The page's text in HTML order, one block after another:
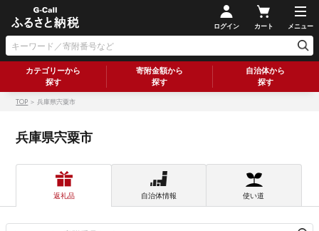
ログイン カート メニュー
カテゴリーから
探す
寄附金額から
探す
自治体から
探す
TOP ＞ 兵庫県宍粟市
兵庫県宍粟市
返礼品 自治体情報 使い道